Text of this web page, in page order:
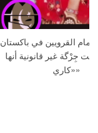
أمام القرويين في باكستان
جِرْگة غير قانونية أنها
«كاري»